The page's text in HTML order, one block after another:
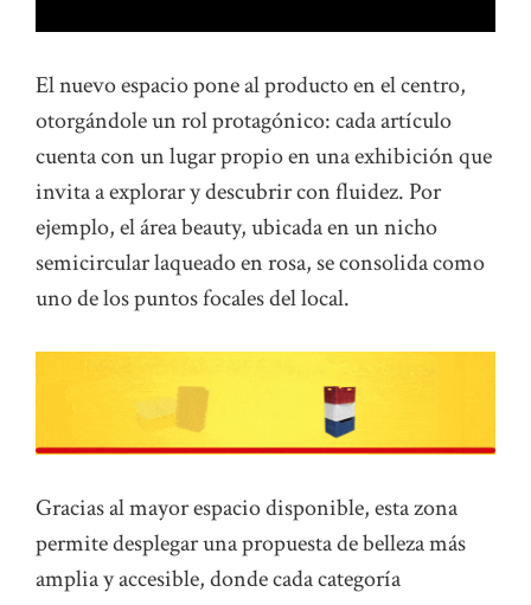
El nuevo espacio pone al producto en el centro,
otorgándole un rol protagónico: cada artículo
cuenta con un lugar propio en una exhibición que
invita a explorar y descubrir con fluidez. Por
ejemplo, el área beauty, ubicada en un nicho
semicircular laqueado en rosa, se consolida como
uno de los puntos focales del local.
Gracias al mayor espacio disponible, esta zona
permite desplegar una propuesta de belleza más
amplia y accesible, donde cada categoría